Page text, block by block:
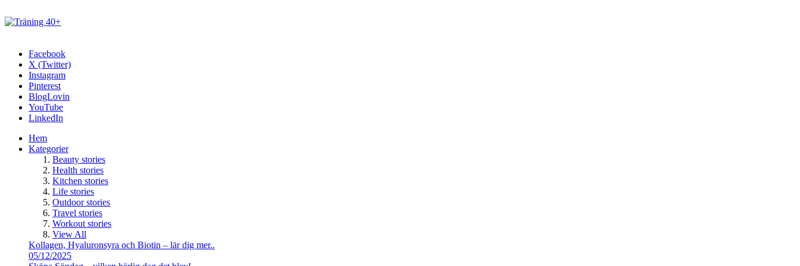
Facebook
X (Twitter)
Instagram
Pinterest
BlogLovin
YouTube
LinkedIn
Hem
Kategorier
Beauty stories
Health stories
Kitchen stories
Life stories
Outdoor stories
Travel stories
Workout stories
View All
Kollagen, Hyaluronsyra och Biotin – lär dig mer..
05/12/2025